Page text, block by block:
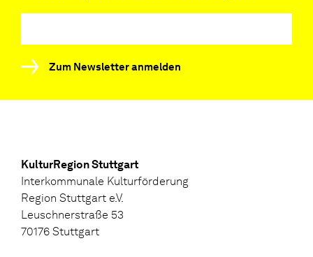
Zum Newsletter anmelden
KulturRegion Stuttgart
Interkommunale Kulturförderung
Region Stuttgart e.V.
Leuschnerstraße 53
70176 Stuttgart